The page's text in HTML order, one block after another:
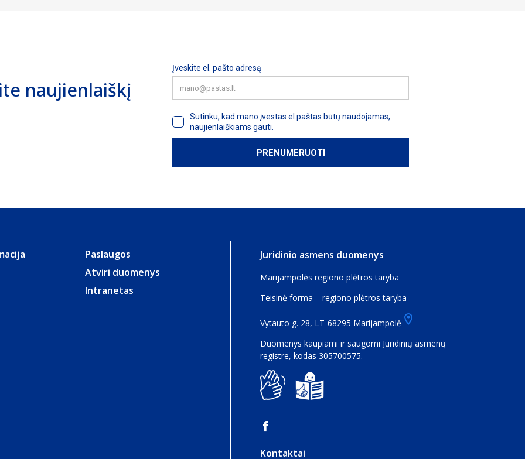
naujienlaiškį
Paslaugos
Atviri duomenys
Intranetas
Juridinio asmens duomenys
Marijampolės regiono plėtros taryba
Teisinė forma – regiono plėtros taryba
Vytauto g. 28, LT-68295 Marijampolė
Duomenys kaupiami ir saugomi Juridinių asmenų
registre, kodas 305700575.
Kontaktai